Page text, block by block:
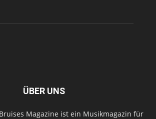
ÜBER UNS
Magazine ist ein Musikmagazin für